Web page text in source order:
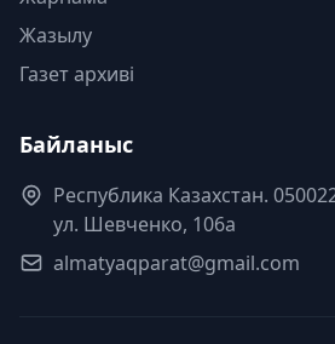
Жазылу
Газет архиві
Байланыс
Республика Казахстан.
ул. Шевченко, 106а
almatyaqparat@gmail.com